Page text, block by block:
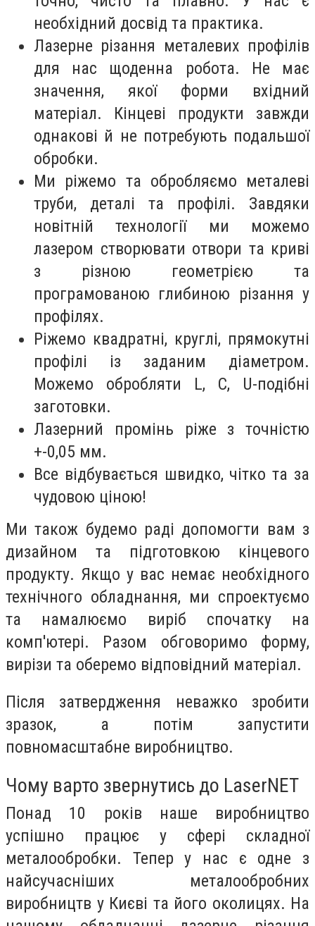
необхідний досвід та практика.
Лазерне різання металевих профілів
для нас щоденна робота. Не має
значення, якої форми вхідний
матеріал. Кінцеві продукти завжди
однакові й не потребують подальшої
обробки.
Ми ріжемо та обробляємо металеві
труби, деталі та профілі. Завдяки
новітній технології ми можемо
лазером створювати отвори та криві
з різною геометрією та
програмованою глибиною різання у
профілях.
Ріжемо квадратні, круглі, прямокутні
профілі із заданим діаметром.
Можемо обробляти L, C, U-подібні
заготовки.
Лазерний промінь ріже з точністю
+-0,05 мм.
Все відбувається швидко, чітко та за
чудовою ціною!
Ми також будемо раді допомогти вам з
дизайном та підготовкою кінцевого
продукту. Якщо у вас немає необхідного
технічного обладнання, ми спроектуємо
та намалюємо виріб спочатку на
комп'ютері. Разом обговоримо форму,
вирізи та оберемо відповідний матеріал.
Після затвердження неважко зробити
зразок, а потім запустити
повномасштабне виробництво.
Чому варто звернутись до LaserNET
Понад 10 років наше виробництво
успішно працює у сфері складної
металообробки. Тепер у нас є одне з
найсучасніших металообробних
виробництв у Києві та його околицях. На